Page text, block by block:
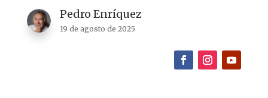
Pedro Enríquez
19 de agosto de 2025